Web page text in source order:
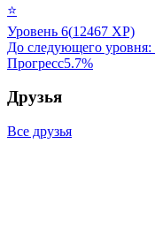
⭐
Уровень 6(12467 XP)
До следующего уровня:
Прогресс5.7%
Друзья
Все друзья